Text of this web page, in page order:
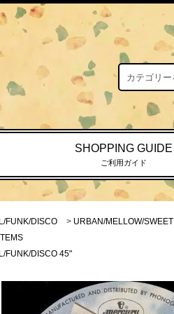
SHOPPING GUIDE
ご利用ガイド
FUNK/DISCO > URBAN/MELLOW/SWEET
FUNK/DISCO 45"